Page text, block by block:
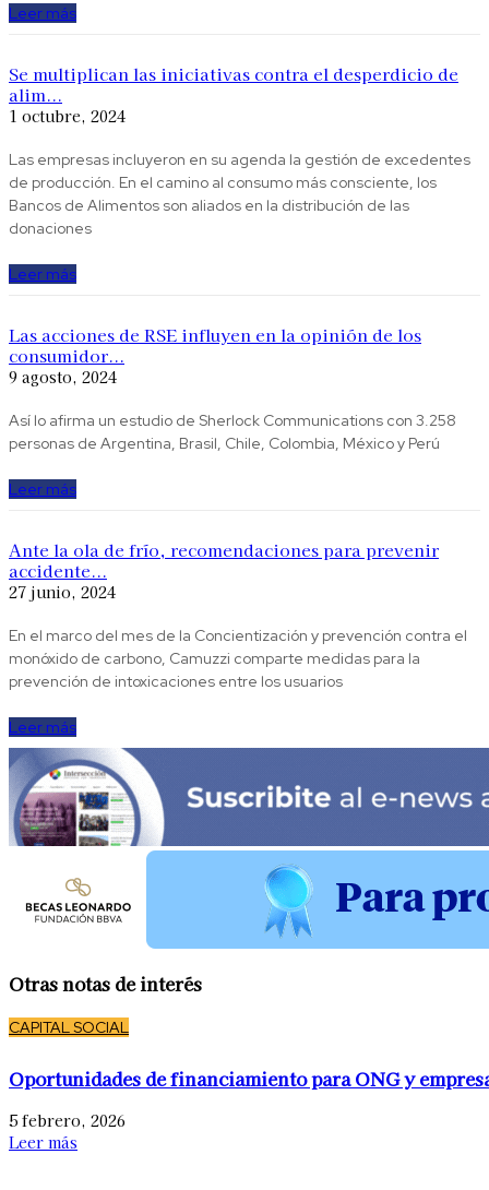
Leer más
Se multiplican las iniciativas contra el desperdicio de
alim...
1 octubre, 2024
Las empresas incluyeron en su agenda la gestión de excedentes
de producción. En el camino al consumo más consciente, los
Bancos de Alimentos son aliados en la distribución de las
donaciones
Leer más
Las acciones de RSE influyen en la opinión de los
consumidor...
9 agosto, 2024
Así lo afirma un estudio de Sherlock Communications con 3.258
personas de Argentina, Brasil, Chile, Colombia, México y Perú
Leer más
Ante la ola de frío, recomendaciones para prevenir
accidente...
27 junio, 2024
En el marco del mes de la Concientización y prevención contra el
monóxido de carbono, Camuzzi comparte medidas para la
prevención de intoxicaciones entre los usuarios
Leer más
Otras notas de interés
CAPITAL SOCIAL
Oportunidades de financiamiento para ONG y
5 febrero, 2026
Leer más